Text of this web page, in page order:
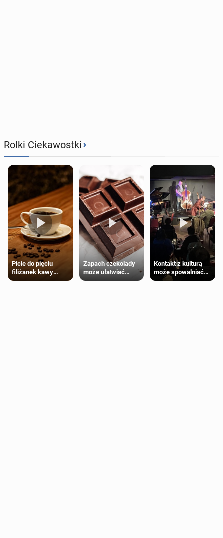
Rolki Ciekawostki›
Picie do pięciu
filiżanek kawy
dziennie jest
Zapach czekolady
może ułatwiać
trening siłowy
Kontakt z kulturą
może spowalniać
starzenie